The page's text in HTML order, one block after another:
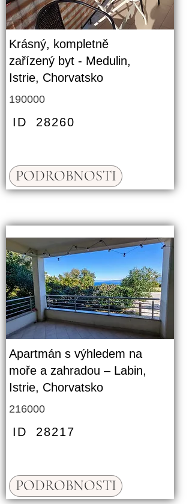
Krásný, kompletně
zařízený byt - Medulin,
Istrie, Chorvatsko
190000
ID 28260
PODROBNOSTI
Apartmán s výhledem na
moře a zahradou – Labin,
Istrie, Chorvatsko
216000
ID 28217
PODROBNOSTI